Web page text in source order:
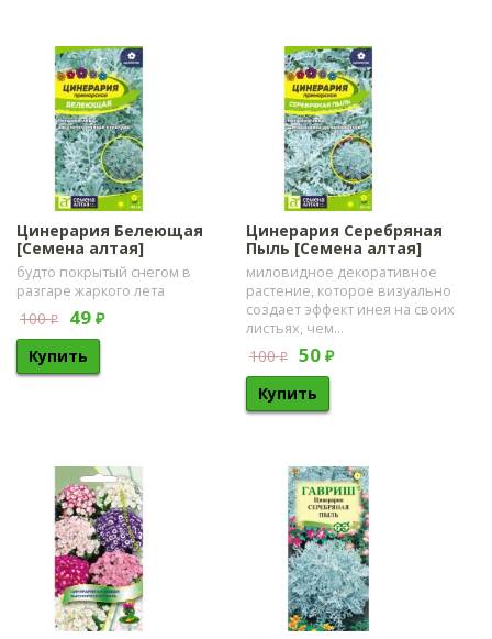
Цинерария Белеющая
[Семена алтая]
будто покрытый снегом в
разгаре жаркого лета
100₽ 49 ₽
Цинерария Серебряная
Пыль [Семена алтая]
миловидное декоративное
растение, которое визуально
создает эффект инея на своих
листьях, чем...
100₽ 50 ₽